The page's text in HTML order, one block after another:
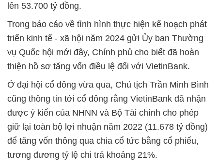
lên 53.700 tỷ đồng.
Trong báo cáo về tình hình thực hiện kế hoạch phát
triển kinh tế - xã hội năm 2024 gửi Ủy ban Thường
vụ Quốc hội mới đây, Chính phủ cho biết đã hoàn
thiện hồ sơ tăng vốn điều lệ đối với VietinBank.
Ở đại hội cổ đông vừa qua, Chủ tịch Trần Minh Bình
cũng thông tin tới cổ đông rằng VietinBank đã nhận
được ý kiến của NHNN và Bộ Tài chính cho phép
giữ lại toàn bộ lợi nhuận năm 2022 (11.678 tỷ đồng)
để tăng vốn thông qua chia cổ tức bằng cổ phiếu,
tương đương tỷ lệ chi trả khoảng 21%.